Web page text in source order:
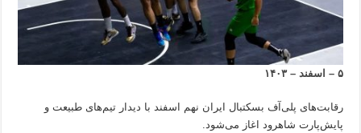
۵ – اسفند – ۱۴۰۳
رقابت‌های پلی‌آف بسکتبال ایران نهم اسفند با دیدار تیم‌های طبیعت و
پایش‌پارت شاهرود اغاز می‌شود.